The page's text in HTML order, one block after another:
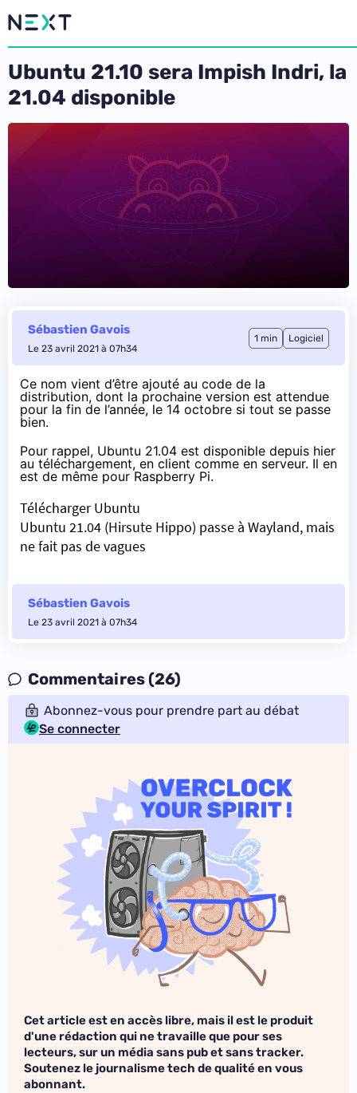
Ubuntu 21.10 sera Impish Indri, la
21.04 disponible
Sébastien Gavois
Le 23 avril 2021 à 07h34
1 min Logiciel
Ce nom vient d’être ajouté au code de la
distribution, dont la prochaine version est attendue
pour la fin de l’année, le 14 octobre si tout se passe
bien.
Pour rappel, Ubuntu 21.04 est disponible depuis hier
au téléchargement, en client comme en serveur. Il en
est de même pour Raspberry Pi.
Télécharger Ubuntu
Ubuntu 21.04 (Hirsute Hippo) passe à Wayland, mais
ne fait pas de vagues
Sébastien Gavois
Le 23 avril 2021 à 07h34
Commentaires (26)
Abonnez-vous pour prendre part au débat
Se connecter
Cet article est en accès libre, mais il est le produit
d'une rédaction qui ne travaille que pour ses
lecteurs, sur un média sans pub et sans tracker.
Soutenez le journalisme tech de qualité en vous
abonnant.